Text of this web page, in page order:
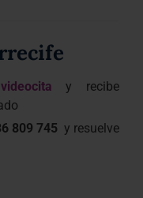
y recibe
809 745 y resuelve